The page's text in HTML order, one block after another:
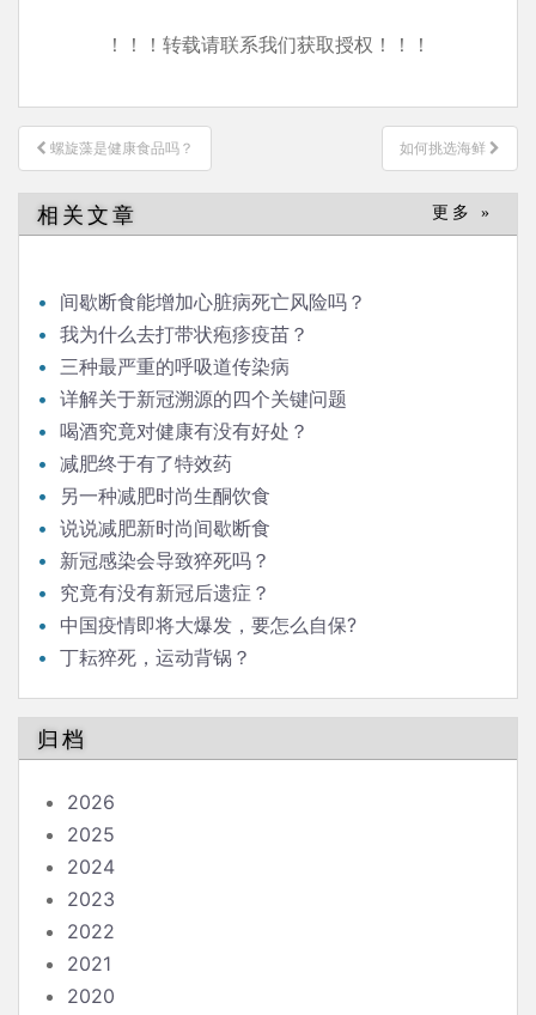
！！！转载请联系我们获取授权！！！
文
章
导
航
螺旋藻是健康食品吗？ 如何挑选海鲜
相关文章 更多 »
间歇断食能增加心脏病死亡风险吗？
我为什么去打带状疱疹疫苗？
三种最严重的呼吸道传染病
详解关于新冠溯源的四个关键问题
喝酒究竟对健康有没有好处？
减肥终于有了特效药
另一种减肥时尚生酮饮食
说说减肥新时尚间歇断食
新冠感染会导致猝死吗？
究竟有没有新冠后遗症？
中国疫情即将大爆发，要怎么自保?
丁耘猝死，运动背锅？
归档
2026
2025
2024
2023
2022
2021
2020